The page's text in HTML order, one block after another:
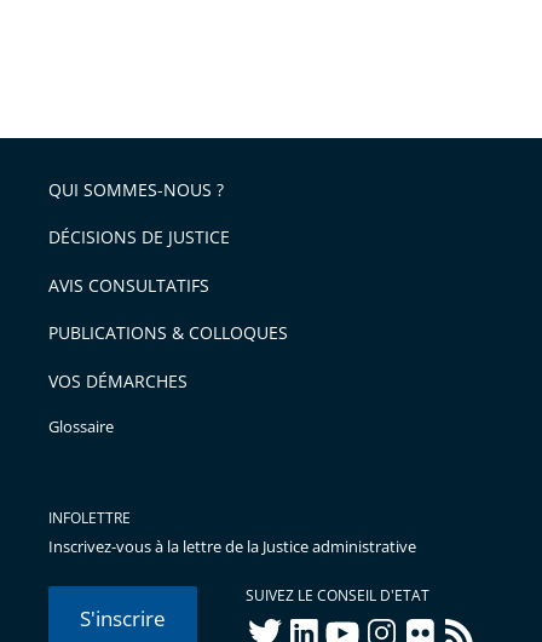
QUI SOMMES-NOUS ?
DÉCISIONS DE JUSTICE
AVIS CONSULTATIFS
PUBLICATIONS & COLLOQUES
VOS DÉMARCHES
Glossaire
INFOLETTRE
Inscrivez-vous à la lettre de la Justice administrative
S'inscrire
SUIVEZ LE CONSEIL D'ETAT
twitterlinkedInyoutubeinstagram
flickr rss